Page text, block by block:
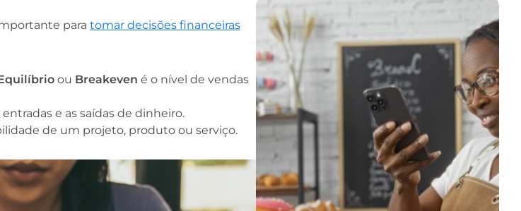
para tomar decisões financeiras
ou Breakeven é o nível de vendas
e as saídas de dinheiro.
de um projeto, produto ou serviço.